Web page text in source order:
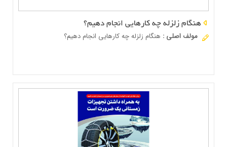
هنگام زلزله چه کارهایی انجام دهیم؟
مولف اصلی : هنگام زلزله چه کارهایی انجام دهیم؟